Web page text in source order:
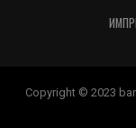
Copyright © 2023